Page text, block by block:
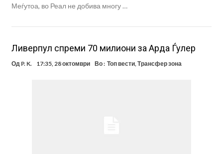
Меѓутоа, во Реал не добива многу …
Ливерпул спреми 70 милиони за Арда Ѓулер
Од P. K. 17:35, 28 октомври Во : Топ вести,Трансфер зона